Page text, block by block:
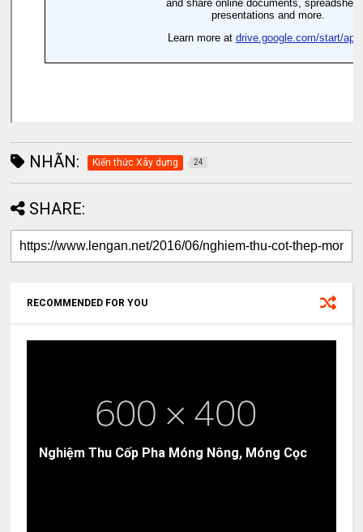
NHÃN: Kiến thức Xây dựng 24
SHARE:
RECOMMENDED FOR YOU
Nghiệm Thu Cốp Pha Móng Nông, Móng Cọc